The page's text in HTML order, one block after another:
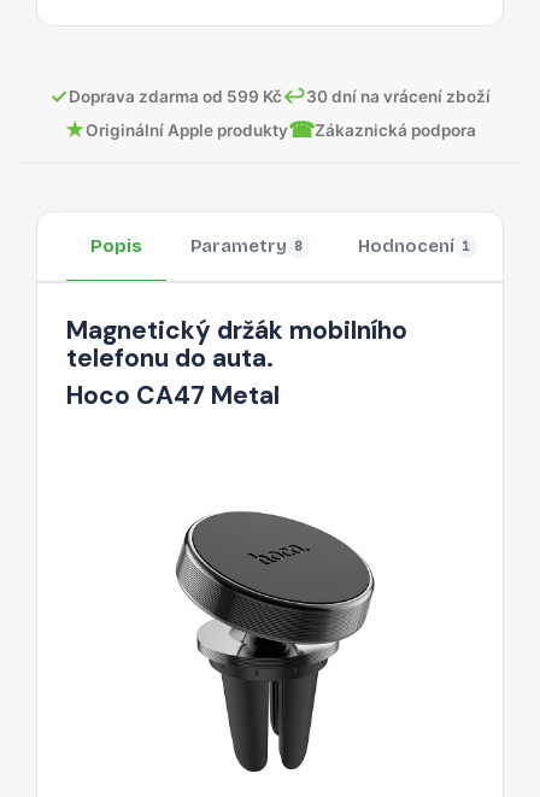
✓Doprava zdarma od 599 Kč↩30 dní na vrácení zboží
★Originální Apple produkty☎Zákaznická podpora
Popis Parametry 8 Hodnocení 1
Magnetický držák mobilního
telefonu do auta.
Hoco CA47 Metal